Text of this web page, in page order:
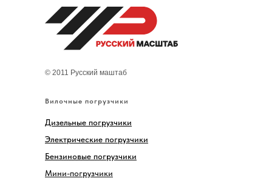
Вилочные погрузчики
Дизельные погрузчики
Электрические погрузчики
Бензиновые погрузчики
Мини-погрузчики
© 2011 Русский маштаб